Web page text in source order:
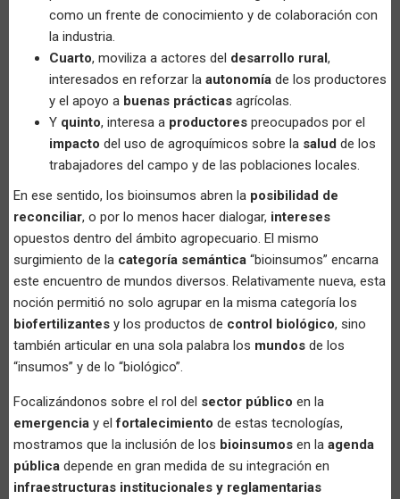
como un frente de conocimiento y de colaboración con
la industria.
Cuarto, moviliza a actores del desarrollo rural,
interesados en reforzar la autonomía de los productores
y el apoyo a buenas prácticas agrícolas.
Y quinto, interesa a productores preocupados por el
impacto del uso de agroquímicos sobre la salud de los
trabajadores del campo y de las poblaciones locales.
En ese sentido, los bioinsumos abren la posibilidad de
reconciliar, o por lo menos hacer dialogar, intereses
opuestos dentro del ámbito agropecuario. El mismo
surgimiento de la categoría semántica “bioinsumos” encarna
este encuentro de mundos diversos. Relativamente nueva, esta
noción permitió no solo agrupar en la misma categoría los
biofertilizantes y los productos de control biológico, sino
también articular en una sola palabra los mundos de los
“insumos” y de lo “biológico”.
Focalizándonos sobre el rol del sector público en la
emergencia y elfortalecimiento de estas tecnologías,
mostramos que la inclusión de los bioinsumos en la agenda
pública depende en gran medida de su integración en
infraestructuras institucionales y reglamentarias